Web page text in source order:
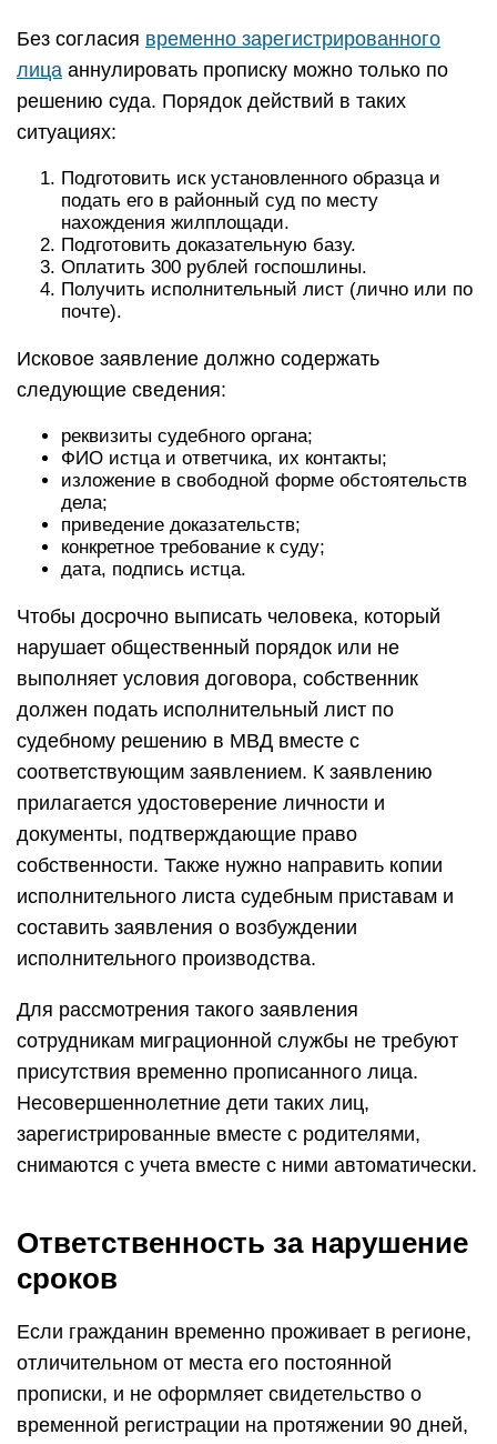
Без согласия временно зарегистрированного
лица аннулировать прописку можно только по
решению суда. Порядок действий в таких
ситуациях:
Подготовить иск установленного образца и
подать его в районный суд по месту
нахождения жилплощади.
Подготовить доказательную базу.
Оплатить 300 рублей госпошлины.
Получить исполнительный лист (лично или по
почте).
Исковое заявление должно содержать
следующие сведения:
реквизиты судебного органа;
ФИО истца и ответчика, их контакты;
изложение в свободной форме обстоятельств
дела;
приведение доказательств;
конкретное требование к суду;
дата, подпись истца.
Чтобы досрочно выписать человека, который
нарушает общественный порядок или не
выполняет условия договора, собственник
должен подать исполнительный лист по
судебному решению в МВД вместе с
соответствующим заявлением. К заявлению
прилагается удостоверение личности и
документы, подтверждающие право
собственности. Также нужно направить копии
исполнительного листа судебным приставам и
составить заявления о возбуждении
исполнительного производства.
Для рассмотрения такого заявления
сотрудникам миграционной службы не требуют
присутствия временно прописанного лица.
Несовершеннолетние дети таких лиц,
зарегистрированные вместе с родителями,
снимаются с учета вместе с ними автоматически.
Ответственность за нарушение
сроков
Если гражданин временно проживает в регионе,
отличительном от места его постоянной
прописки, и не оформляет свидетельство о
временной регистрации на протяжении 90 дней,